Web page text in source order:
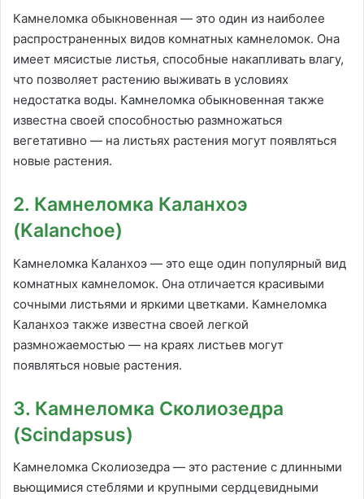
Камнеломка обыкновенная — это один из наиболее
распространенных видов комнатных камнеломок. Она
имеет мясистые листья, способные накапливать влагу,
что позволяет растению выживать в условиях
недостатка воды. Камнеломка обыкновенная также
известна своей способностью размножаться
вегетативно — на листьях растения могут появляться
новые растения.
2. Камнеломка Каланхоэ
(Kalanchoe)
Камнеломка Каланхоэ — это еще один популярный вид
комнатных камнеломок. Она отличается красивыми
сочными листьями и яркими цветками. Камнеломка
Каланхоэ также известна своей легкой
размножаемостью — на краях листьев могут
появляться новые растения.
3. Камнеломка Сколиозедра
(Scindapsus)
Камнеломка Сколиозедра — это растение с длинными
вьющимися стеблями и крупными сердцевидными